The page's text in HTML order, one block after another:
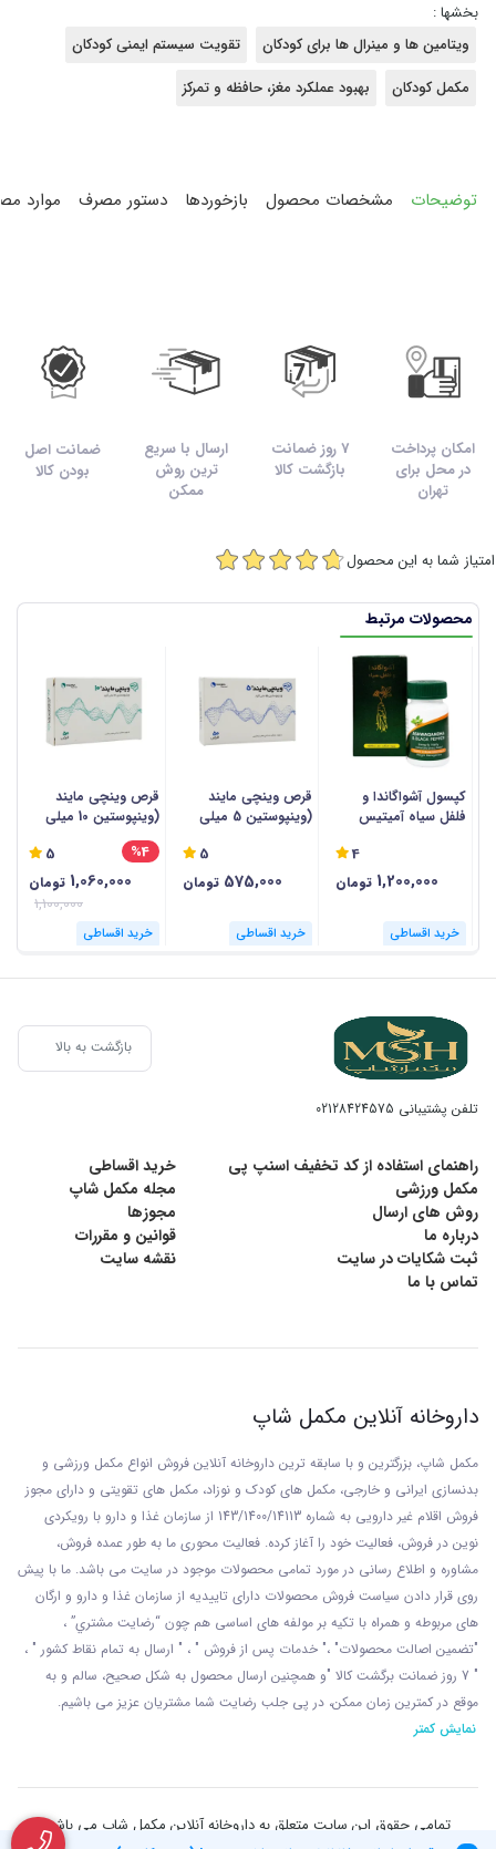
بخشها :
ویتامین ها و مینرال ها برای کودکان
تقویت سیستم ایمنی کودکان
مکمل کودکان
بهبود عملکرد مغز، حافظه و تمرکز
توضیحات مشخصات محصول بازخوردها دستور مصرف موارد
امکان پرداخت
در محل برای
تهران
7 روز ضمانت
بازگشت کالا
ارسال با سریع
ترین روش
ممکن
ضمانت اصل
بودن کالا
امتیاز شما به این محصول
محصولات مرتبط
کپسول آشواگاندا و
فلفل سیاه آمیتیس
4
1,200,000 تومان
خرید اقساطی
قرص وینچی مایند
(وینپوستین 5 میلی
5
575,000 تومان
خرید اقساطی
قرص وینچی مایند
(وینپوستین 10 میلی
عددی
5 %4
1,060,000 تومان
1,100,000
خرید اقساطی
بازگشت به بالا
تلفن پشتیبانی 02128424575
راهنمای استفاده از کد تخفیف اسنپ پی
خرید اقساطی
مکمل ورزشی
مجله مکمل شاپ
روش های ارسال
مجوزها
درباره ما
قوانین و مقررات
ثبت شکایات در سایت
نقشه سایت
تماس با ما
داروخانه آنلاین مکمل شاپ
مکمل شاپ، بزرگترین و با سابقه ترین داروخانه آنلاین فروش انواع مکمل ورزشی و
بدنسازی ایرانی و خارجی، مکمل های کودک و نوزاد، مکمل های تقویتی و دارای مجوز
فروش اقلام غیر دارویی به شماره 143/1400/14113 از
سازمان غذا و دارو با رويکردی
نوين در فروش، فعاليت خود را آغاز کرده. فعاليت محوری ما به طور عمده فروش،
مشاوره و اطلاع رسانی در مورد تمامی محصولات موجود در سایت می باشد. ما با پيش
روی قرار دادن سياست فروش محصولات دارای تاييديه از سازمان غذا و دارو و ارگان
های مربوطه و همراه با تکيه بر مولفه های اساسی هم چون “رضايت مشتري” ،
"تضمين اصالت محصولات" ،" خدمات پس از فروش " ، " ارسال به تمام نقاط کشور " ،
" 7 روز ضمانت برگشت کالا "و همچنين ارسال محصول به شکل صحيح، سالم و به
موقع در کمترين زمان ممکن، در پی جلب رضايت شما مشتريان عزیز می باشيم.
نمایش کمتر
تمامی حقوق این سایت متعلق به داروخانه آنلاین مکمل شاپ می باشد